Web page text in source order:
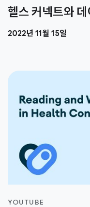
헬스 커넥트와
2022년 11월 15일
YOUTUBE